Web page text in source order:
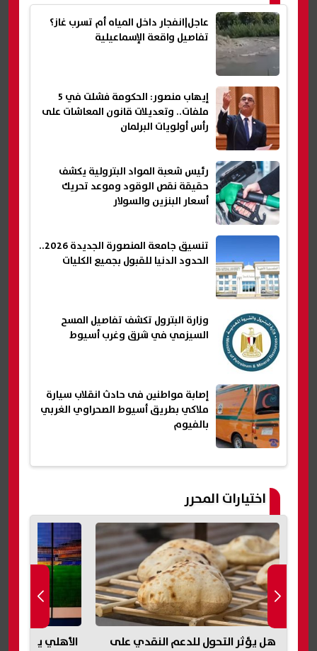
عاجل|انفجار داخل المياه أم تسرب غاز؟
تفاصيل واقعة الإسماعيلية
إيهاب منصور: الحكومة فشلت في 5
ملفات.. وتعديلات قانون المعاشات على
رأس أولويات البرلمان
رئيس شعبة المواد البترولية يكشف
حقيقة نقص الوقود وموعد تحريك
أسعار البنزين والسولار
تنسيق جامعة المنصورة الجديدة 2026..
الحدود الدنيا للقبول بجميع الكليات
وزارة البترول تكشف تفاصيل المسح
السيزمي في شرق وغرب أسيوط
إصابة مواطنين فى حادث انقلاب سيارة
ملاكي بطريق أسيوط الصحراوي الغربي
بالفيوم
اختيارات المحرر
هل يؤثر التحول للدعم النقدي على
الأهلي يقدم